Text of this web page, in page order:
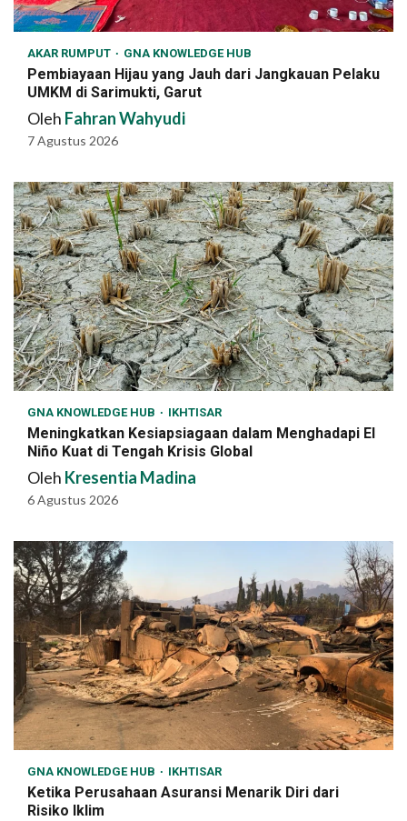
AKAR RUMPUT GNA KNOWLEDGE HUB
Pembiayaan Hijau yang Jauh dari Jangkauan Pelaku
UMKM di Sarimukti, Garut
Oleh Fahran Wahyudi
7 Agustus 2026
GNA KNOWLEDGE HUB IKHTISAR
Meningkatkan Kesiapsiagaan dalam Menghadapi El
Niño Kuat di Tengah Krisis Global
Oleh Kresentia Madina
6 Agustus 2026
GNA KNOWLEDGE HUB IKHTISAR
Ketika Perusahaan Asuransi Menarik Diri dari
Risiko Iklim